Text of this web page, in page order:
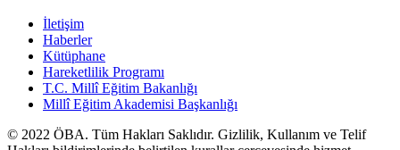
İletişim
Haberler
Kütüphane
Hareketlilik Programı
T.C. Millî Eğitim Bakanlığı
Millî Eğitim Akademisi Başkanlığı
© 2022 ÖBA. Tüm Hakları Saklıdır. Gizlilik, Kullanım ve Telif